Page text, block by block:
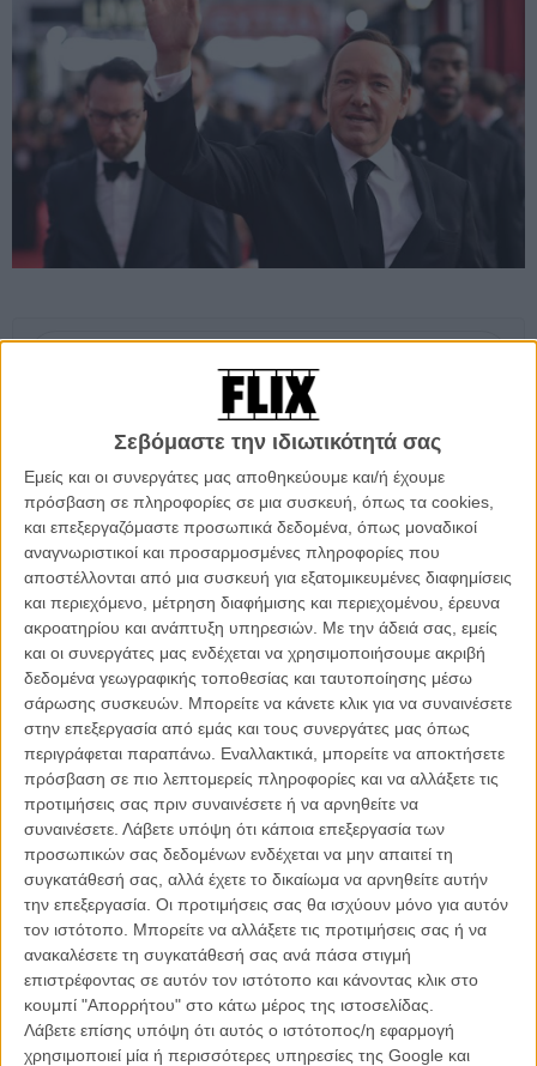
Σεβόμαστε την ιδιωτικότητά σας
Εμείς και οι συνεργάτες μας αποθηκεύουμε και/ή έχουμε
πρόσβαση σε πληροφορίες σε μια συσκευή, όπως τα cookies,
και επεξεργαζόμαστε προσωπικά δεδομένα, όπως μοναδικοί
αναγνωριστικοί και προσαρμοσμένες πληροφορίες που
αποστέλλονται από μια συσκευή για εξατομικευμένες διαφημίσεις
και περιεχόμενο, μέτρηση διαφήμισης και περιεχομένου, έρευνα
ακροατηρίου και ανάπτυξη υπηρεσιών. Με την άδειά σας, εμείς
και οι συνεργάτες μας ενδέχεται να χρησιμοποιήσουμε ακριβή
δεδομένα γεωγραφικής τοποθεσίας και ταυτοποίησης μέσω
σάρωσης συσκευών. Μπορείτε να κάνετε κλικ για να συναινέσετε
στην επεξεργασία από εμάς και τους συνεργάτες μας όπως
περιγράφεται παραπάνω. Εναλλακτικά, μπορείτε να αποκτήσετε
πρόσβαση σε πιο λεπτομερείς πληροφορίες και να αλλάξετε τις
προτιμήσεις σας πριν συναινέσετε ή να αρνηθείτε να
συναινέσετε. Λάβετε υπόψη ότι κάποια επεξεργασία των
προσωπικών σας δεδομένων ενδέχεται να μην απαιτεί τη
συγκατάθεσή σας, αλλά έχετε το δικαίωμα να αρνηθείτε αυτήν
την επεξεργασία. Οι προτιμήσεις σας θα ισχύουν μόνο για αυτόν
τον ιστότοπο. Μπορείτε να αλλάξετε τις προτιμήσεις σας ή να
ανακαλέσετε τη συγκατάθεσή σας ανά πάσα στιγμή
επιστρέφοντας σε αυτόν τον ιστότοπο και κάνοντας κλικ στο
κουμπί "Απορρήτου" στο κάτω μέρος της ιστοσελίδας.
Λάβετε επίσης υπόψη ότι αυτός ο ιστότοπος/η εφαρμογή
χρησιμοποιεί μία ή περισσότερες υπηρεσίες της Google και
Google
Ο Κέβιν Σπέισι δήλωσε οτι αισθάνεται πως σταδιακά επανέρχεται
στη δημόσια σφαίρα, έπειτα από τα χρόνια που ακολούθησαν τις
πολυάριθμες κατηγορίες για σεξουαλική ανάρμοστη συμπεριφορά
και παρενόχληση, οι οποίες οδήγησαν στην πλήρη κατάρρευση της
καριέρας του στο Χόλιγουντ.
Μιλώντας στο podcast Club Random του Μπιλ Μάχερ, ο
βραβευμένος με Οσκαρ ηθοποιός ανέφερε: «Νιώθω πολύ πιο
ευπρόσδεκτος και πιστεύω ότι τα πράγματα κινούνται προς την
κατεύθυνση που ελπίζαμε».
Ο Σπέισι υποστήριξε ότι σε σειρά δικαστικών υποθέσεων έχει
δικαιωθεί, λέγοντας πως «σε κάθε δίκη με ενόρκους στην οποία
βρεθήκαμε, έχουμε κερδίσει», επιχειρώντας να δώσει τη δική του
εκδοχή για την πορεία των καταγγελιών.
Αναφερόμενος στην υπόθεση του Αντονι Ραπ, την πρώτη δημόσια
καταγγελία που το 2017 πυροδότησε μια αλυσίδα εξελίξεων εις
βάρος του, ο Σπέισι δήλωσε πως μέρος των ισχυρισμών «έχει
αναδιαμορφωθεί ή υπερβληθεί», επισημαίνοντας πως η αγωγή
απορρίφθηκε από ένορκους στη Νέα Υόρκη.
Ο Μπιλ Μάχερ κράτησε πιο επιφυλακτική στάση, σημειώνοντας ότι
δεν γνωρίζει όλες τις λεπτομέρειες των υποθέσεων, αλλά πρόσθεσε
πως στην περίπτωση του Σπέισι «υπάρχει αρκετός καπνός για να